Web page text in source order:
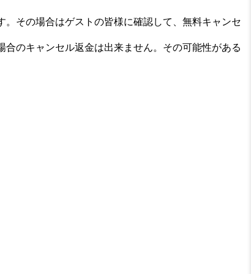
その場合はゲストの皆様に確認して、無料キャンセ
のキャンセル返金は出来ません。その可能性がある